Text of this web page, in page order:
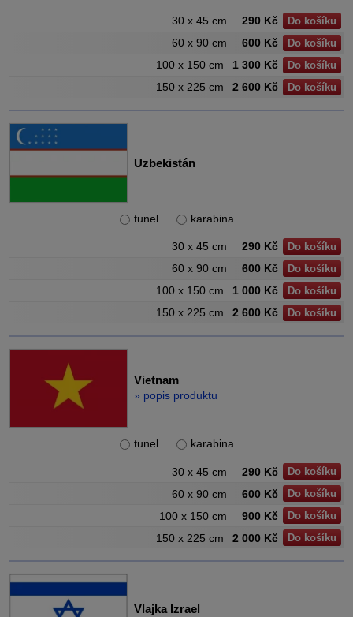
30 x 45 cm 290 Kč Do košíku
60 x 90 cm 600 Kč Do košíku
100 x 150 cm 1 300 Kč Do košíku
150 x 225 cm 2 600 Kč Do košíku
Uzbekistán
tunel karabina
30 x 45 cm 290 Kč Do košíku
60 x 90 cm 600 Kč Do košíku
100 x 150 cm 1 000 Kč Do košíku
150 x 225 cm 2 600 Kč Do košíku
Vietnam
» popis produktu
tunel karabina
30 x 45 cm 290 Kč Do košíku
60 x 90 cm 600 Kč Do košíku
100 x 150 cm 900 Kč Do košíku
150 x 225 cm 2 000 Kč Do košíku
Vlajka Izrael